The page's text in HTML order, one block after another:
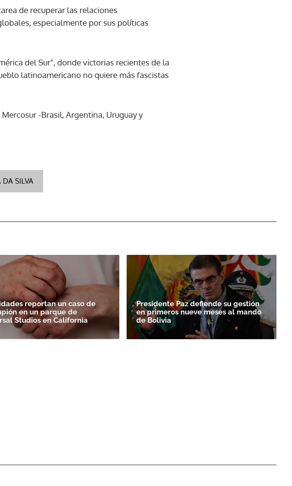
de recuperar las relaciones
especialmente por sus políticas
del Sur", donde victorias recientes de la
latinoamericano no quiere más fascistas
-Brasil, Argentina, Uruguay y
DA SILVA
reportan un caso de
en un parque de
Studios en California
Presidente Paz defiende su gestión
en primeros nueve meses al mando
de Bolivia